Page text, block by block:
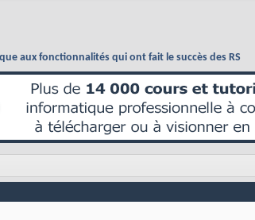
aux fonctionnalités qui ont fait le succès des RS